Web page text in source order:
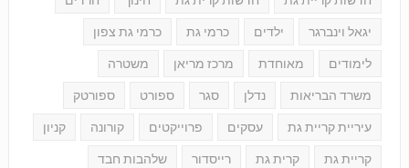
יגאל וינברגר ילדים כרמי גת כרמי גת צפון
לימודים מאוחדת מרכז מריאן משטרה
משרד הבריאות נדלן סגר ספורט ספורטק
עיריית קריית גת עסקים פרוייקטים קורונה קניון
קריית גת קרית גת רייסדור שלהבות חבד